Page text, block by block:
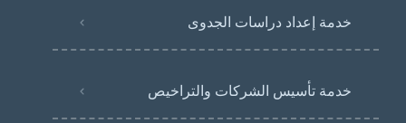
خدمة إعداد دراسات الجدوى
خدمة تأسيس الشركات والتراخيص